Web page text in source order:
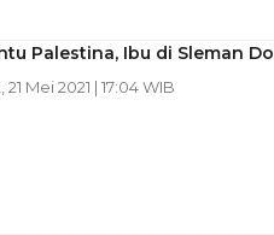
Palestina, Ibu di Sleman
21 Mei 2021 | 17:04 WIB